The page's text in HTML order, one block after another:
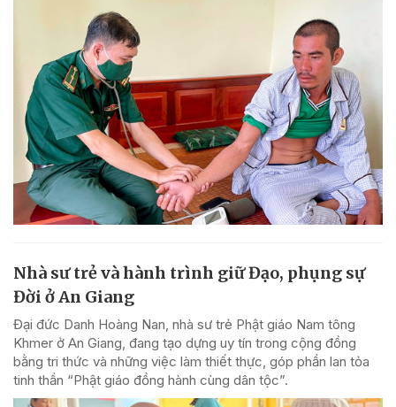
Nhà sư trẻ và hành trình giữ Đạo, phụng sự
Đời ở An Giang
Đại đức Danh Hoàng Nan, nhà sư trẻ Phật giáo Nam tông
Khmer ở An Giang, đang tạo dựng uy tín trong cộng đồng
bằng tri thức và những việc làm thiết thực, góp phần lan tỏa
tinh thần “Phật giáo đồng hành cùng dân tộc”.